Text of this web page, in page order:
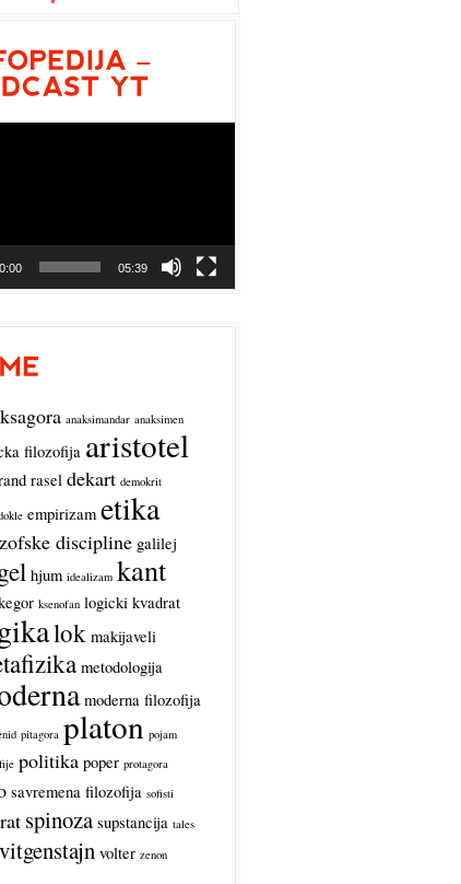
05:39
anaksimandar anaksimen
filozofija aristotel
rasel dekart demokrit
empirizam etika
discipline galilej
hjum idealizam kant
ksenofan logicki kvadrat
lok makijaveli
metodologija
moderna filozofija
pitagora platon pojam
politika poper protagora
savremena filozofija sofisti
spinoza supstancija tales
vitgenstajn volter zenon